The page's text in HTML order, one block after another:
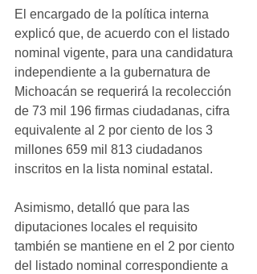
El encargado de la política interna
explicó que, de acuerdo con el listado
nominal vigente, para una candidatura
independiente a la gubernatura de
Michoacán se requerirá la recolección
de 73 mil 196 firmas ciudadanas, cifra
equivalente al 2 por ciento de los 3
millones 659 mil 813 ciudadanos
inscritos en la lista nominal estatal.
Asimismo, detalló que para las
diputaciones locales el requisito
también se mantiene en el 2 por ciento
del listado nominal correspondiente a